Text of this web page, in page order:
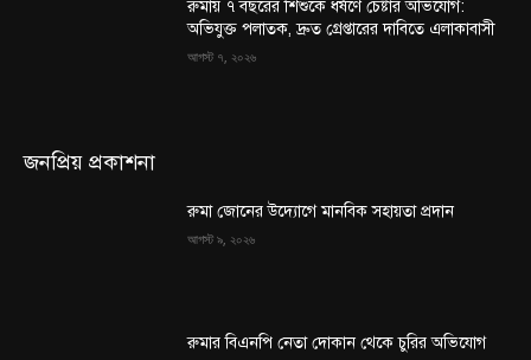
রুমায় ৭ বছরের শিশুকে ধর্ষণে চেষ্টার অভিযোগ:
অভিযুক্ত পলাতক, দ্রুত গ্রেপ্তারের দাবিতে এলাকাবাসী
আগস্ট ৭, ২০২৬
জনপ্রিয় প্রকাশনা
রুমা জোনের উদ্যোগে মানবিক সহায়তা প্রদান
আগস্ট ৯, ২০২৬
রুমার বিএনপি নেতা দোকান থেকে চুরির অভিযোগ